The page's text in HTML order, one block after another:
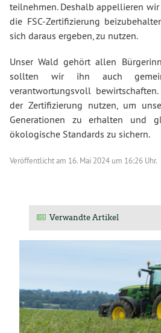
teilnehmen. Deshalb appellieren
die FSC-Zertifizierung
sich daraus ergeben, zu nutzen.
Unser Wald gehört allen
sollten wir ihn auch
verantwortungsvoll
der Zertifizierung nutzen, um
Generationen zu erhalten und
ökologische Standards zu sichern.
Veröffentlicht am 16. Mai 2024 um 16:26 Uhr.
Verwandte Artikel